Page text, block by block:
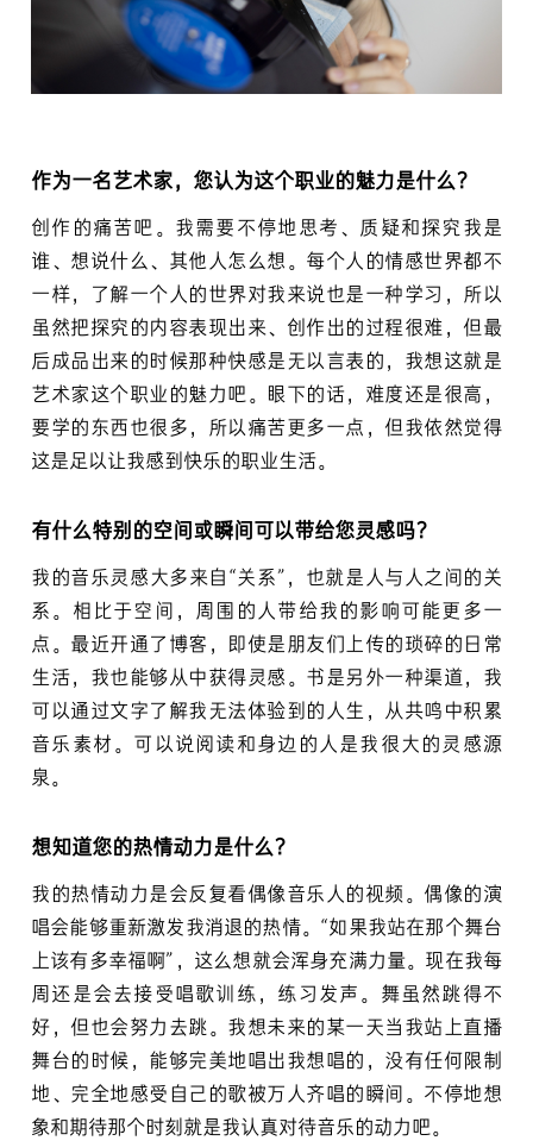
作为一名艺术家，您认为这个职业的魅力是什么？
创作的痛苦吧。我需要不停地思考、质疑和探究我是
谁、想说什么、其他人怎么想。每个人的情感世界都不
一样，了解一个人的世界对我来说也是一种学习，所以
虽然把探究的内容表现出来、创作出的过程很难，但最
后成品出来的时候那种快感是无以言表的，我想这就是
艺术家这个职业的魅力吧。眼下的话，难度还是很高，
要学的东西也很多，所以痛苦更多一点，但我依然觉得
这是足以让我感到快乐的职业生活。
有什么特别的空间或瞬间可以带给您灵感吗？
我的音乐灵感大多来自“关系”，也就是人与人之间的关
系。相比于空间，周围的人带给我的影响可能更多一
点。最近开通了博客，即使是朋友们上传的琐碎的日常
生活，我也能够从中获得灵感。书是另外一种渠道，我
可以通过文字了解我无法体验到的人生，从共鸣中积累
音乐素材。可以说阅读和身边的人是我很大的灵感源
泉。
想知道您的热情动力是什么？
我的热情动力是会反复看偶像音乐人的视频。偶像的演
唱会能够重新激发我消退的热情。“如果我站在那个舞台
上该有多幸福啊”，这么想就会浑身充满力量。现在我每
周还是会去接受唱歌训练，练习发声。舞虽然跳得不
好，但也会努力去跳。我想未来的某一天当我站上直播
舞台的时候，能够完美地唱出我想唱的，没有任何限制
地、完全地感受自己的歌被万人齐唱的瞬间。不停地想
象和期待那个时刻就是我认真对待音乐的动力吧。